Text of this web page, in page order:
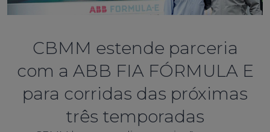
CBMM estende parceria
com a ABB FIA FÓRMULA E
para corridas das próximas
três temporadas